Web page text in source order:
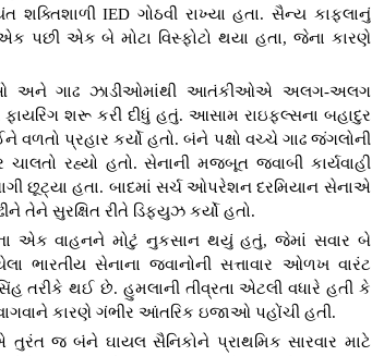
IED ગોઠવી રાખ્યા હતા. સૈન્ય કાફલાનું
પછી એક બે મોટા વિસ્ફોટો થયા હતા, જેના કારણે
અને ગાઢ ઝાડીઓમાંથી આતંકીઓએ અલગ-અલગ
શરૂ કરી દીધું હતું. આસામ રાઇફલ્સના બહાદુર
પ્રહાર કર્યો હતો. બંને પક્ષો વચ્ચે ગાઢ જંગલોની
રહ્યો હતો. સેનાની મજબૂત જવાબી કાર્યવાહી
છૂટ્યા હતા. બાદમાં સર્ચ ઓપરેશન દરમિયાન સેનાએ
તેને સુરક્ષિત રીતે ડિફ્યુઝ કર્યો હતો.
એક વાહનને મોટું નુકસાન થયું હતું, જેમાં સવાર બે
ભારતીય સેનાના જવાનોની સત્તાવાર ઓળખ વારંટ
થઈ છે. હુમલાની તીવ્રતા એટલી વધારે હતી કે
કારણે ગંભીર આંતરિક ઇજાઓ પહોંચી હતી.
તુરંત જ બંને ઘાયલ સૈનિકોને પ્રાથમિક સારવાર માટે